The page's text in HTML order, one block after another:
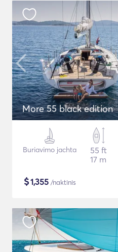
More 55 black edition
Buriavimo jachta
55 ft
17 m
$1,355 /naktinis